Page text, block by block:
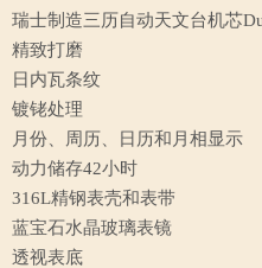
瑞士制造三历自动天文台机芯
精致打磨
日内瓦条纹
镀铑处理
月份、周历、日历和月相显示
动力储存42小时
316L精钢表壳和表带
蓝宝石水晶玻璃表镜
透视表底